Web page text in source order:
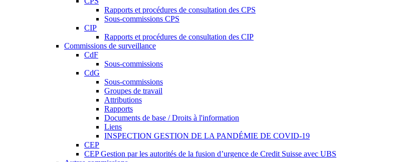
Rapports et procédures de consultation des CPS
Sous-commissions CPS
CIP
Rapports et procédures de consultation des CIP
Commissions de surveillance
CdF
Sous-commissions
CdG
Sous-commissions
Groupes de travail
Attributions
Rapports
Documents de base / Droits à l'information
Liens
INSPECTION GESTION DE LA PANDÉMIE DE COVID-19
CEP
CEP Gestion par les autorités de la fusion d’urgence de Credit Suisse avec UBS